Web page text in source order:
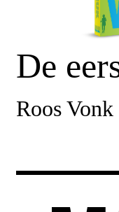
De
Roos Vonk